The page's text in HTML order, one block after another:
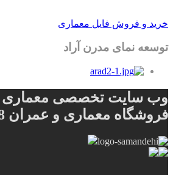
خرید و فروش فایل معماری
توسعه نمای مدرن آراد
وب سایت تخصصی معماری
فروشگاه معماری و عمران 98